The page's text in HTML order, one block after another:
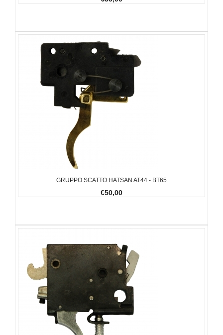
GRUPPO SCATTO HATSAN AT44 - BT65
€50,00